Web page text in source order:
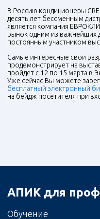
В Россию кондиционеры
десять лет бессменным
является компания
рынок одним из важнейших
постоянным участником
Самые интересные свои
продемонстрирует на
пройдет с 12 по 15 марта в
Уже сейчас Вы можете
бесплатный электронный
на бейдж посетителя при
АПИК для
Обучение